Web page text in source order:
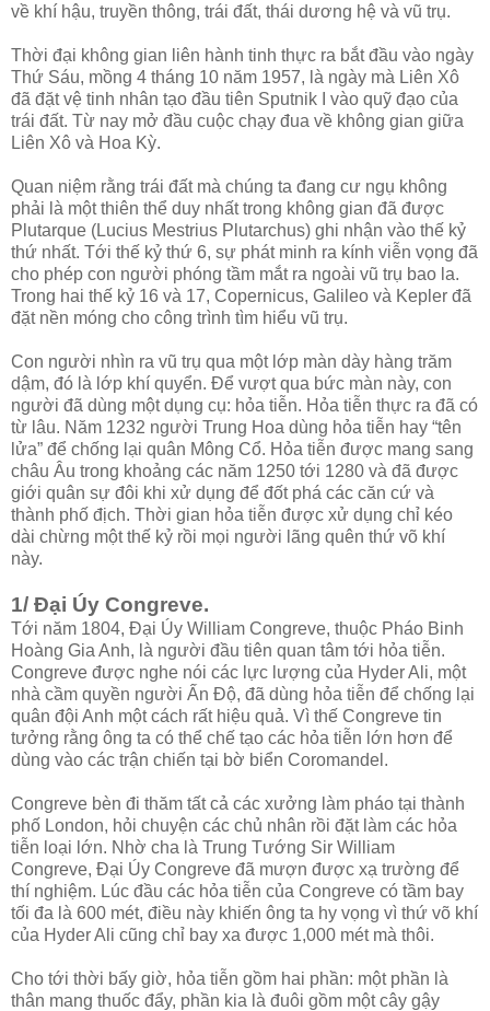
về khí hậu, truyền thông, trái đất, thái dương hệ và vũ trụ.
Thời đại không gian liên hành tinh thực ra bắt đầu vào ngày
Thứ Sáu, mồng 4 tháng 10 năm 1957, là ngày mà Liên Xô
đã đặt vệ tinh nhân tạo đầu tiên Sputnik I vào quỹ đạo của
trái đất. Từ nay mở đầu cuộc chạy đua về không gian giữa
Liên Xô và Hoa Kỳ.
Quan niệm rằng trái đất mà chúng ta đang cư ngụ không
phải là một thiên thể duy nhất trong không gian đã được
Plutarque (Lucius Mestrius Plutarchus) ghi nhận vào thế kỷ
thứ nhất. Tới thế kỷ thứ 6, sự phát minh ra kính viễn vọng đã
cho phép con người phóng tầm mắt ra ngoài vũ trụ bao la.
Trong hai thế kỷ 16 và 17, Copernicus, Galileo và Kepler đã
đặt nền móng cho công trình tìm hiểu vũ trụ.
Con người nhìn ra vũ trụ qua một lớp màn dày hàng trăm
dậm, đó là lớp khí quyển. Để vượt qua bức màn này, con
người đã dùng một dụng cụ: hỏa tiễn. Hỏa tiễn thực ra đã có
từ lâu. Năm 1232 người Trung Hoa dùng hỏa tiễn hay “tên
lửa” để chống lại quân Mông Cổ. Hỏa tiễn được mang sang
châu Âu trong khoảng các năm 1250 tới 1280 và đã được
giới quân sự đôi khi xử dụng để đốt phá các căn cứ và
thành phố địch. Thời gian hỏa tiễn được xử dụng chỉ kéo
dài chừng một thế kỷ rồi mọi người lãng quên thứ võ khí
này.
1/ Đại Úy Congreve.
Tới năm 1804, Đại Úy William Congreve, thuộc Pháo Binh
Hoàng Gia Anh, là người đầu tiên quan tâm tới hỏa tiễn.
Congreve được nghe nói các lực lượng của Hyder Ali, một
nhà cầm quyền người Ấn Độ, đã dùng hỏa tiễn để chống lại
quân đội Anh một cách rất hiệu quả. Vì thế Congreve tin
tưởng rằng ông ta có thể chế tạo các hỏa tiễn lớn hơn để
dùng vào các trận chiến tại bờ biển Coromandel.
Congreve bèn đi thăm tất cả các xưởng làm pháo tại thành
phố London, hỏi chuyện các chủ nhân rồi đặt làm các hỏa
tiễn loại lớn. Nhờ cha là Trung Tướng Sir William
Congreve, Đại Úy Congreve đã mượn được xạ trường để
thí nghiệm. Lúc đầu các hỏa tiễn của Congreve có tầm bay
tối đa là 600 mét, điều này khiến ông ta hy vọng vì thứ võ khí
của Hyder Ali cũng chỉ bay xa được 1,000 mét mà thôi.
Cho tới thời bấy giờ, hỏa tiễn gồm hai phần: một phần là
thân mang thuốc đẩy, phần kia là đuôi gồm một cây gậy